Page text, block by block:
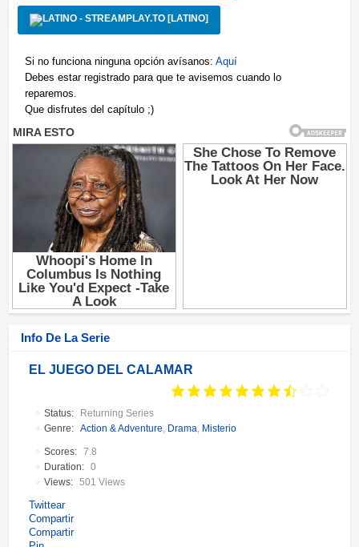
- STREAMPLAY.TO [LATINO]
Si no funciona ninguna opción avísanos: Aquí
Debes estar registrado para que te avisemos cuando lo
reparemos.
Que disfrutes del capítulo ;)
Info De La Serie
EL JUEGO DEL CALAMAR
Status:
Returning Series
Genre: Action & Adventure Drama Misterio
Scores: 7.8
Duration: 0
Views: 501 Views
Twittear
Compartir
Compartir